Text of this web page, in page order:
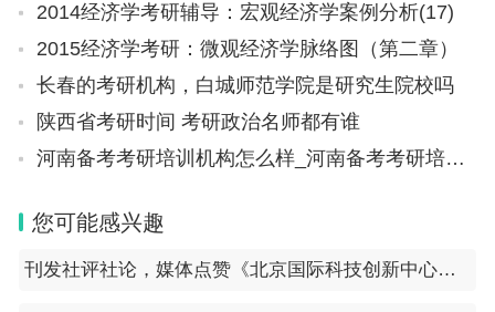
2014经济学考研辅导：宏观经济学案例分析(17)
2015经济学考研：微观经济学脉络图（第二章）
长春的考研机构，白城师范学院是研究生院校吗
陕西省考研时间 考研政治名师都有谁
河南备考考研培训机构怎么样_河南备考考研培训机构怎么样啊
您可能感兴趣
刊发社评社论，媒体点赞《北京国际科技创新中心建设条例》